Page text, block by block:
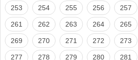
253 254 255 256 257
261 262 263 264 265
269 270 271 272 273
277 278 279 280 281